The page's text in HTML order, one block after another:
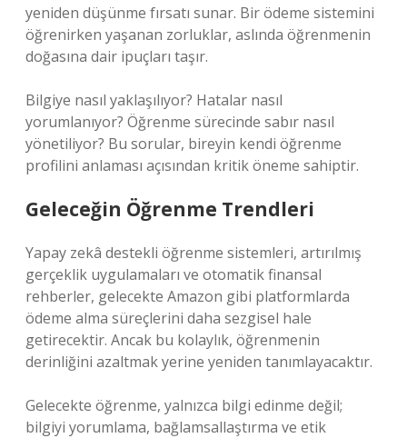
yeniden düşünme fırsatı sunar. Bir ödeme sistemini
öğrenirken yaşanan zorluklar, aslında öğrenmenin
doğasına dair ipuçları taşır.
Bilgiye nasıl yaklaşılıyor? Hatalar nasıl
yorumlanıyor? Öğrenme sürecinde sabır nasıl
yönetiliyor? Bu sorular, bireyin kendi öğrenme
profilini anlaması açısından kritik öneme sahiptir.
Geleceğin Öğrenme Trendleri
Yapay zekâ destekli öğrenme sistemleri, artırılmış
gerçeklik uygulamaları ve otomatik finansal
rehberler, gelecekte Amazon gibi platformlarda
ödeme alma süreçlerini daha sezgisel hale
getirecektir. Ancak bu kolaylık, öğrenmenin
derinliğini azaltmak yerine yeniden tanımlayacaktır.
Gelecekte öğrenme, yalnızca bilgi edinme değil;
bilgiyi yorumlama, bağlamsallaştırma ve etik